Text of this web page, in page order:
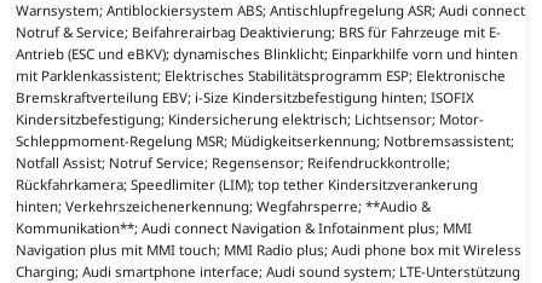
Warnsystem; Antiblockiersystem ABS; Antischlupfregelung ASR; Audi connect
Notruf & Service; Beifahrerairbag Deaktivierung; BRS für Fahrzeuge mit E-
Antrieb (ESC und eBKV); dynamisches Blinklicht; Einparkhilfe vorn und hinten
mit Parklenkassistent; Elektrisches Stabilitätsprogramm ESP; Elektronische
Bremskraftverteilung EBV; i-Size Kindersitzbefestigung hinten; ISOFIX
Kindersitzbefestigung; Kindersicherung elektrisch; Lichtsensor; Motor-
Schleppmoment-Regelung MSR; Müdigkeitserkennung; Notbremsassistent;
Notfall Assist; Notruf Service; Regensensor; Reifendruckkontrolle;
Rückfahrkamera; Speedlimiter (LIM); top tether Kindersitzverankerung
hinten; Verkehrszeichenerkennung; Wegfahrsperre; **Audio &
Kommunikation**; Audi connect Navigation & Infotainment plus; MMI
Navigation plus mit MMI touch; MMI Radio plus; Audi phone box mit Wireless
Charging; Audi smartphone interface; Audi sound system; LTE-Unterstützung